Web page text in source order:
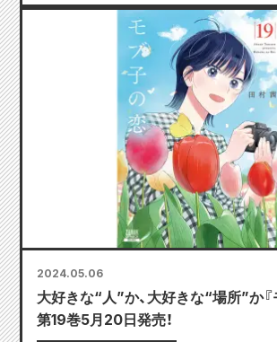
2024.05.06
大好きな“人”か、大好きな“場所”か『
第19巻5月20日発売！